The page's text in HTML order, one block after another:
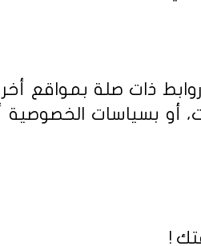
روابط ذات صلة بمواقع
أو بسياسات